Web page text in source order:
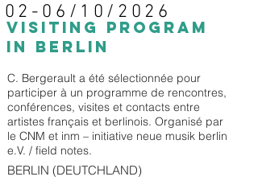
02-06/10/2026
Visiting Program
in Berlin
C. Bergerault a été sélectionnée pour
participer à un programme de rencontres,
conférences, visites et contacts entre
artistes français et berlinois. Organisé par
le CNM et inm – initiative neue musik berlin
e.V. / field notes.
BERLIN (DEUTCHLAND)